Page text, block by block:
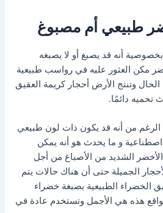
طبيعي أم مصبوغ
أنه قد يصبغ أو لا يصبغه
مكن العثور عليه في رواسب طبيعية
الحال وتنتج الأرض أحجار كريمة العقيق
تحميه دائمًا.
من أنه قد يكون ذات لون طبيعي
و ما يحدث هو أنه يمكن
الأخضر الشديد من الأصباغ من أجل
الجميلة حتى أن هناك حالات يتم
الخضراء الطبيعية بصبغة خضراء
هذه هي الأجمل وتستخدم عادة في